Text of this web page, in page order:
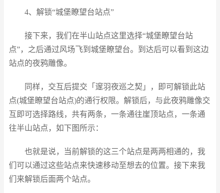
4、解锁“城堡瞭望台站点”
接下来，我们在半山站点这里选择“城堡瞭望台站
点”，之后通过风场飞到城堡瞭望台。到达后可以看到这边
站点的夜鸦雕像。
同样，交互后提交「邃羽夜巡之契」，即可解锁此站
点(城堡瞭望台站点)的通行权限。解锁后，与此夜鸦雕像交
互即可选择路线，共有两条，一条通往崖顶站点，一条通
往半山站点，如下图所示：
也就是说，当前解锁的这三个站点是两两相通的，我
们可以通过这些站点来快速移动至想去的位置。接下来我
们来解锁后面两个站点。